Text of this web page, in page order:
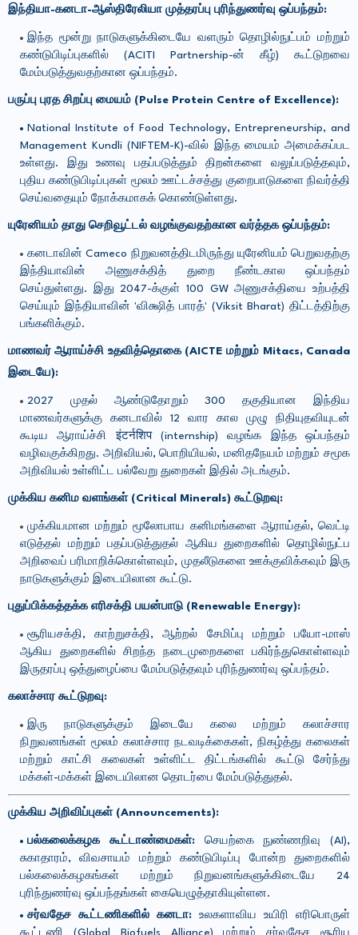
இந்தியா-கனடா-ஆஸ்திரேலியா முத்தரப்பு புரிந்துணர்வு ஒப்பந்தம்:
இந்த மூன்று நாடுகளுக்கிடையே வளரும் தொழில்நுட்பம் மற்றும்
கண்டுபிடிப்புகளில் (ACITI Partnership-ன் கீழ்) கூட்டுறவை
மேம்படுத்துவதற்கான ஒப்பந்தம்.
பருப்பு புரத சிறப்பு மையம் (Pulse Protein Centre of Excellence):
National Institute of Food Technology, Entrepreneurship, and
Management Kundli (NIFTEM-K)-வில் இந்த மையம் அமைக்கப்பட
உள்ளது. இது உணவு பதப்படுத்தும் திறன்களை வலுப்படுத்தவும்,
புதிய கண்டுபிடிப்புகள் மூலம் ஊட்டச்சத்து குறைபாடுகளை நிவர்த்தி
செய்வதையும் நோக்கமாகக் கொண்டுள்ளது.
யுரேனியம் தாது செறிவூட்டல் வழங்குவதற்கான வர்த்தக ஒப்பந்தம்:
கனடாவின் Cameco நிறுவனத்திடமிருந்து யுரேனியம் பெறுவதற்கு
இந்தியாவின் அணுசக்தித் துறை நீண்டகால ஒப்பந்தம்
செய்துள்ளது. இது 2047-க்குள் 100 GW அணுசக்தியை உற்பத்தி
செய்யும் இந்தியாவின் 'விக்ஷித் பாரத்' (Viksit Bharat) திட்டத்திற்கு
பங்களிக்கும்.
மாணவர் ஆராய்ச்சி உதவித்தொகை (AICTE மற்றும் Mitacs, Canada
இடையே):
2027 முதல் ஆண்டுதோறும் 300 தகுதியான இந்திய
மாணவர்களுக்கு கனடாவில் 12 வார கால முழு நிதியுதவியுடன்
கூடிய ஆராய்ச்சி इंटर्नशिप (internship) வழங்க இந்த ஒப்பந்தம்
வழிவகுக்கிறது. அறிவியல், பொறியியல், மனிதநேயம் மற்றும் சமூக
அறிவியல் உள்ளிட்ட பல்வேறு துறைகள் இதில் அடங்கும்.
முக்கிய கனிம வளங்கள் (Critical Minerals) கூட்டுறவு:
முக்கியமான மற்றும் மூலோபாய கனிமங்களை ஆராய்தல், வெட்டி
எடுத்தல் மற்றும் பதப்படுத்துதல் ஆகிய துறைகளில் தொழில்நுட்ப
அறிவைப் பரிமாறிக்கொள்ளவும், முதலீடுகளை ஊக்குவிக்கவும் இரு
நாடுகளுக்கும் இடையிலான கூட்டு.
புதுப்பிக்கத்தக்க எரிசக்தி பயன்பாடு (Renewable Energy):
சூரியசக்தி, காற்றுசக்தி, ஆற்றல் சேமிப்பு மற்றும் பயோ-மாஸ்
ஆகிய துறைகளில் சிறந்த நடைமுறைகளை பகிர்ந்துகொள்ளவும்
இருதரப்பு ஒத்துழைப்பை மேம்படுத்தவும் புரிந்துணர்வு ஒப்பந்தம்.
கலாச்சார கூட்டுறவு:
இரு நாடுகளுக்கும் இடையே கலை மற்றும் கலாச்சார
நிறுவனங்கள் மூலம் கலாச்சார நடவடிக்கைகள், நிகழ்த்து கலைகள்
மற்றும் காட்சி கலைகள் உள்ளிட்ட திட்டங்களில் கூட்டு சேர்ந்து
மக்கள்-மக்கள் இடையிலான தொடர்பை மேம்படுத்துதல்.
முக்கிய அறிவிப்புகள் (Announcements):
பல்கலைக்கழக கூட்டாண்மைகள்:
செயற்கை நுண்ணறிவு (AI),
சுகாதாரம், விவசாயம் மற்றும் கண்டுபிடிப்பு போன்ற துறைகளில்
பல்கலைக்கழகங்கள் மற்றும் நிறுவனங்களுக்கிடையே 24
புரிந்துணர்வு ஒப்பந்தங்கள் கையெழுத்தாகியுள்ளன.
சர்வதேச கூட்டணிகளில் கனடா:
உலகளாவிய உயிரி எரிபொருள்
கூட்டணி (Global Biofuels Alliance) மற்றும் சர்வதேச சூரிய